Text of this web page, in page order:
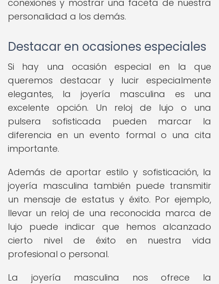
conexiones y mostrar una faceta de nuestra
personalidad a los demás.
Destacar en ocasiones especiales
Si hay una ocasión especial en la que
queremos destacar y lucir especialmente
elegantes, la joyería masculina es una
excelente opción. Un reloj de lujo o una
pulsera sofisticada pueden marcar la
diferencia en un evento formal o una cita
importante.
Además de aportar estilo y sofisticación, la
joyería masculina también puede transmitir
un mensaje de estatus y éxito. Por ejemplo,
llevar un reloj de una reconocida marca de
lujo puede indicar que hemos alcanzado
cierto nivel de éxito en nuestra vida
profesional o personal.
La joyería masculina nos ofrece la